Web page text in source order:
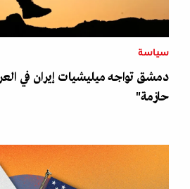
سياسة
دمشق تواجه ميليشيات إيران في
حازمة"